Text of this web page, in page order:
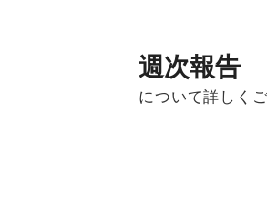
週次報告
について詳しく